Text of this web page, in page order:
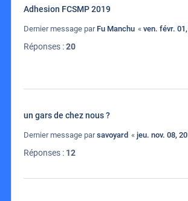
Adhesion FCSMP 2019
Dernier message par Fu Manchu « ven. févr.
Réponses :20
un gars de chez nous ?
Dernier message parsavoyard « jeu. nov. 08,
Réponses : 12